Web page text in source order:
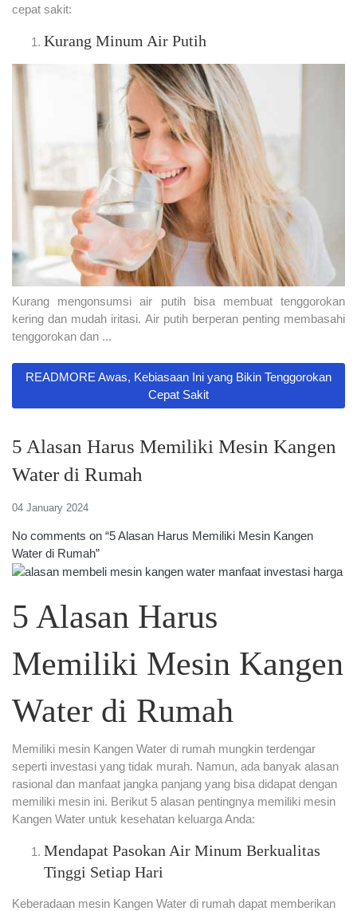
cepat sakit:
Kurang Minum Air Putih
Kurang mengonsumsi air putih bisa membuat tenggorokan
kering dan mudah iritasi. Air putih berperan penting membasahi
tenggorokan dan ...
READMORE Awas, Kebiasaan Ini yang Bikin Tenggorokan
Cepat Sakit
5 Alasan Harus Memiliki Mesin Kangen
Water di Rumah
04 January 2024
No comments on “5 Alasan Harus Memiliki Mesin Kangen
Water di Rumah”
5 Alasan Harus
Memiliki Mesin Kangen
Water di Rumah
Memiliki mesin Kangen Water di rumah mungkin terdengar
seperti investasi yang tidak murah. Namun, ada banyak alasan
rasional dan manfaat jangka panjang yang bisa didapat dengan
memiliki mesin ini. Berikut 5 alasan pentingnya memiliki mesin
Kangen Water untuk kesehatan keluarga Anda:
Mendapat Pasokan Air Minum Berkualitas
Tinggi Setiap Hari
Keberadaan mesin Kangen Water di rumah dapat memberikan